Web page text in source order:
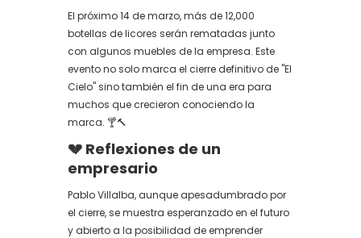
El próximo 14 de marzo, más de 12,000
botellas de licores serán rematadas junto
con algunos muebles de la empresa. Este
evento no solo marca el cierre definitivo de "El
Cielo" sino también el fin de una era para
muchos que crecieron conociendo la
marca. 🍸🔨
💔 Reflexiones de un
empresario
Pablo Villalba, aunque apesadumbrado por
el cierre, se muestra esperanzado en el futuro
y abierto a la posibilidad de emprender